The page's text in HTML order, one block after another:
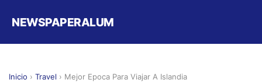
NEWSPAPERALUM
Inicio › Travel › Mejor Epoca Para Viajar A Islandia